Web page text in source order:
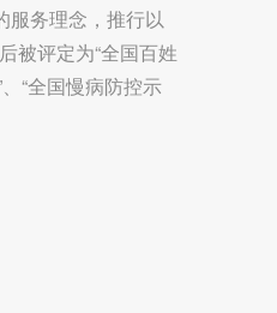
服务理念，推行以
被评定为“全国百姓
“全国慢病防控示